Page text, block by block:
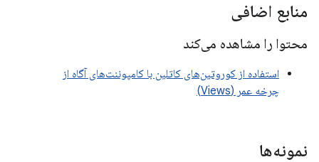
منابع اضافی
محتوا را مشاهده می‌کند
استفاده از کوروتین‌های کاتلین با کامپوننت‌های آگاه از
چرخه عمر (Views)
نمونه‌ها